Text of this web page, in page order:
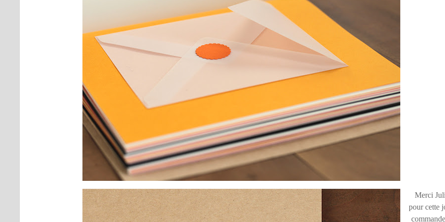
Merci
pour cette